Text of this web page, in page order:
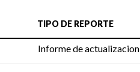
TIPO DE REPORTE
Informe de actualizacion